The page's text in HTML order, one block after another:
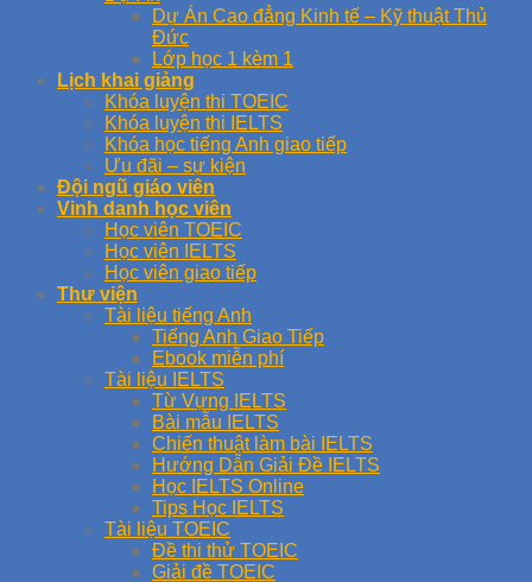
Dự Án Cao đẳng Kinh tế – Kỹ thuật Thủ
Đức
Lớp học 1 kèm 1
Lịch khai giảng
Khóa luyện thi TOEIC
Khóa luyện thi IELTS
Khóa học tiếng Anh giao tiếp
Ưu đãi – sự kiện
Đội ngũ giáo viên
Vinh danh học viên
Học viên TOEIC
Học viên IELTS
Học viên giao tiếp
Thư viện
Tài liệu tiếng Anh
Tiếng Anh Giao Tiếp
Ebook miễn phí
Tài liệu IELTS
Từ Vựng IELTS
Bài mẫu IELTS
Chiến thuật làm bài IELTS
Hướng Dẫn Giải Đề IELTS
Học IELTS Online
Tips Học IELTS
Tài liệu TOEIC
Đề thi thử TOEIC
Giải đề TOEIC